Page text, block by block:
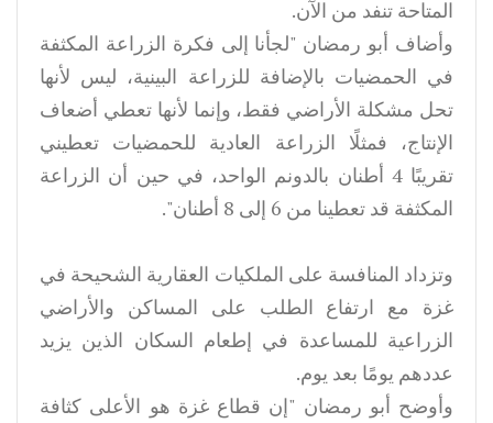
المتاحة تنفد من الآن.
وأضاف أبو رمضان "لجأنا إلى فكرة الزراعة المكثفة
في الحمضيات بالإضافة للزراعة البينية، ليس لأنها
تحل مشكلة الأراضي فقط، وإنما لأنها تعطي أضعاف
الإنتاج، فمثلًا الزراعة العادية للحمضيات تعطيني
تقريبًا 4 أطنان بالدونم الواحد، في حين أن الزراعة
المكثفة قد تعطينا من 6 إلى 8 أطنان".
وتزداد المنافسة على الملكيات العقارية الشحيحة في
غزة مع ارتفاع الطلب على المساكن والأراضي
الزراعية للمساعدة في إطعام السكان الذين يزيد
عددهم يومًا بعد يوم.
وأوضح أبو رمضان "‏إن قطاع غزة هو الأعلى كثافة